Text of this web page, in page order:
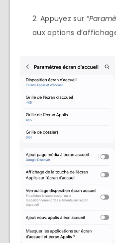
Appuyez sur “
aux options